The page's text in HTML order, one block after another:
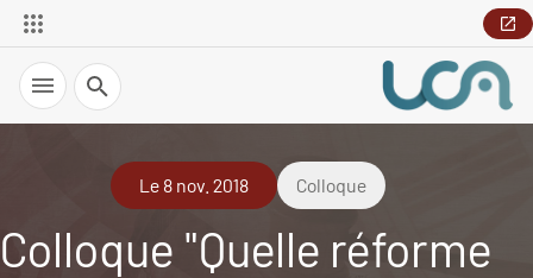
Recherche
Le 8 nov. 2018 Colloque
Colloque "Quelle réforme